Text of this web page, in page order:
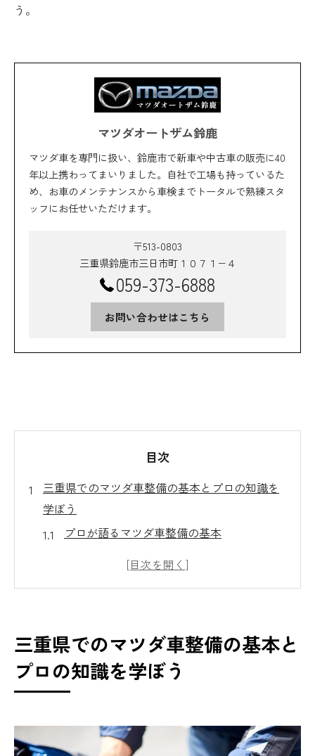
う。
マツダオートザム鈴鹿
マツダ車を専門に扱い、鈴鹿市で新車や中古車の販売に40
年以上携わってまいりました。自社で工場も持っているた
め、お車のメンテナンスから車検までトータルで熟練スタ
ッフにお任せいただけます。
〒513-0803
三重県鈴鹿市三日市町１０７１−４
059-373-6888
お問い合わせはこちら
目次
三重県でのマツダ車整備の基本とプロの知識を
学ぼう
プロが語るマツダ車整備の基本
三重県特有の整備環境を理解する
例
プロフェッショナルが推奨する整備方法
マツダ車の性能を引き出すための三重県特有の
三重県の気候に適したメンテナンス方法
三重県でのマツダ車整備の基本と
プロの知識を学ぼう